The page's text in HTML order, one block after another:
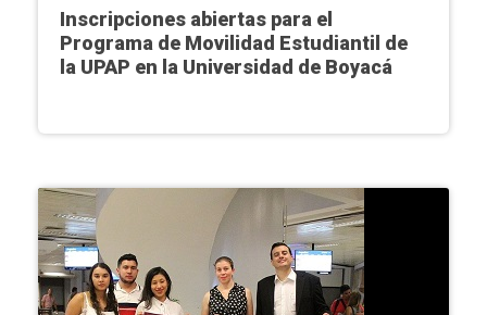
Inscripciones abiertas para el
Programa de Movilidad Estudiantil de
la UPAP en la Universidad de Boyacá